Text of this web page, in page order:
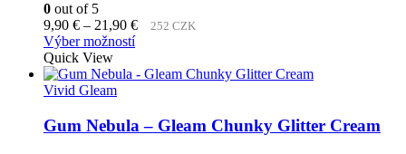
na
stránke
produktu.
0 out of 5
9,90 € – 21,90 €Price
through
252 CZK
Výber možnostíTento
má
Možnosti
si
Quick View
Vivid Gleam
Gum Nebula – Gleam Chunky Glitter Cream